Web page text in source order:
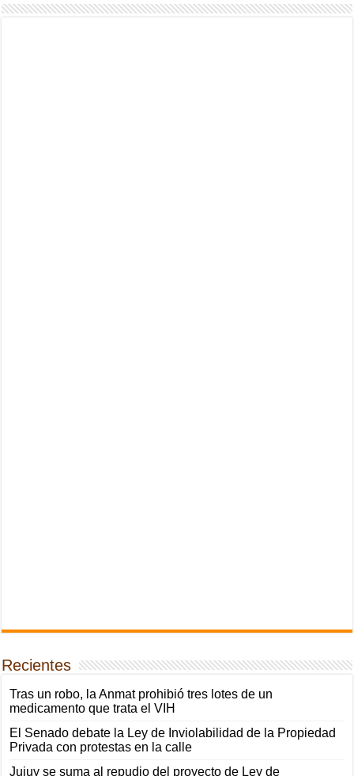
Recientes
Tras un robo, la Anmat prohibió tres lotes de un
medicamento que trata el VIH
El Senado debate la Ley de Inviolabilidad de la Propiedad
Privada con protestas en la calle
Jujuy se suma al repudio del proyecto de Ley de